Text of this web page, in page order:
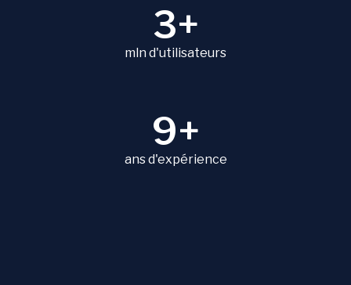
3+
mln d'utilisateurs
9+
ans d'expérience